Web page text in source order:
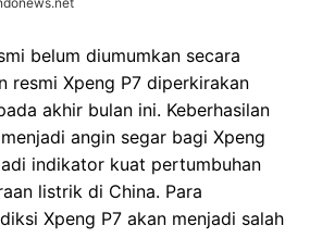
belum diumumkan secara
resmi Xpeng P7 diperkirakan
akhir bulan ini. Keberhasilan
angin segar bagi Xpeng
indikator kuat pertumbuhan
listrik di China. Para
Xpeng P7 akan menjadi salah